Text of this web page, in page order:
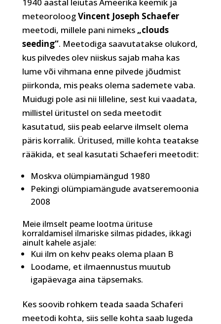
meteoroloogVincent Joseph Schaefer
meetodi, millele pani nimeks „clouds
seeding“. Meetodiga saavutatakse olukord,
kus pilvedes olev niiskus sajab maha kas
lume või vihmana enne pilvede jõudmist
piirkonda, mis peaks olema sademete vaba.
Muidugi pole asi nii lilleline, sest kui vaadata,
millistel üritustel on seda meetodit
kasutatud, siis peab eelarve ilmselt olema
päris korralik. Üritused, mille kohta teatakse
rääkida, et seal kasutati Schaeferi meetodit:
Moskva olümpiamängud 1980
Pekingi olümpiamängude avatseremoonia
2008
Meie ilmselt peame lootma ürituse
korraldamisel ilmariske silmas pidades, ikkagi
ainult kahele asjale:
Kui ilm on kehv peaks olema plaan B
Loodame, et ilmaennustus muutub
igapäevaga aina täpsemaks.
Kes soovib rohkem teada saada Schaferi
meetodi kohta, siis selle kohta saab lugeda